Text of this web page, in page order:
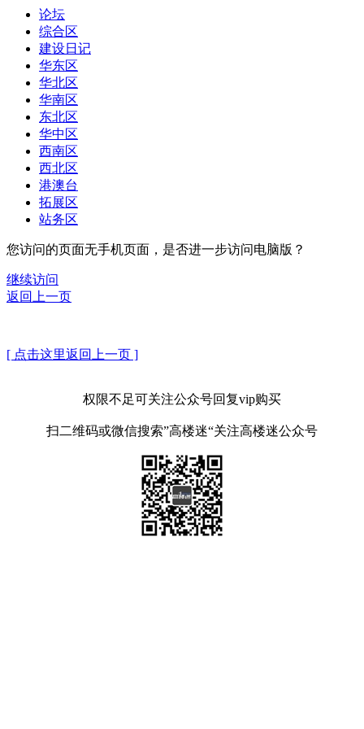
论坛
综合区
建设日记
华东区
华北区
华南区
东北区
华中区
西南区
西北区
港澳台
拓展区
站务区
您访问的页面无手机页面，是否进一步访问电脑版？
继续访问
返回上一页
[ 点击这里返回上一页 ]
权限不足可关注公众号回复vip购买
扫二维码或微信搜索”高楼迷“关注高楼迷公众号